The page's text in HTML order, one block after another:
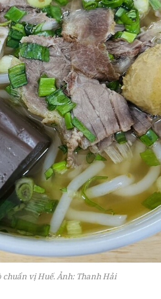
chuẩn vị Huế. Ảnh: Thanh Hải